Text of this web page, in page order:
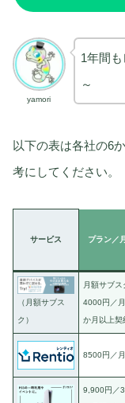
yamori
1年間
～
以下の表は各社の6
考にしてください。
サービス プラン／
（月額サブス
ク）
月額サブス
4000円／
か月以上契
8500円／月
9,900円／